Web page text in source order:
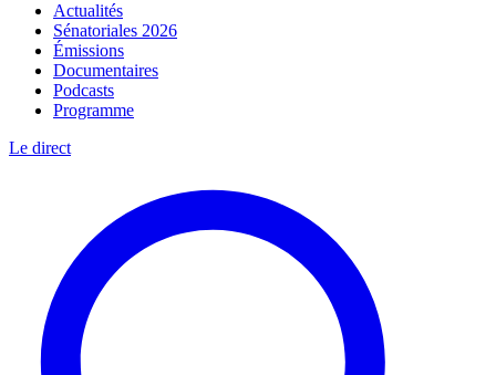
Actualités
Sénatoriales 2026
Émissions
Documentaires
Podcasts
Programme
Le direct